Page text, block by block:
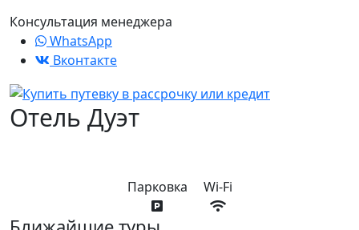
Консультация менеджера
WhatsApp
Вконтакте
Отель Дуэт
Парковка Wi-Fi